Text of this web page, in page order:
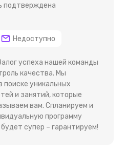
подтверждена
Недоступно
успеха нашей команды
качества. Мы
поиске уникальных
и занятий, которые
вам. Спланируем и
программу
супер – гарантируем!